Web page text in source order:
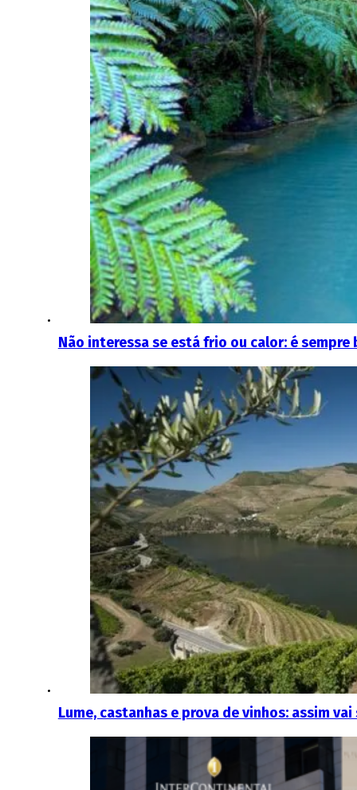
Não interessa se está frio ou calor: é
Lume, castanhas e prova de vinhos: assim